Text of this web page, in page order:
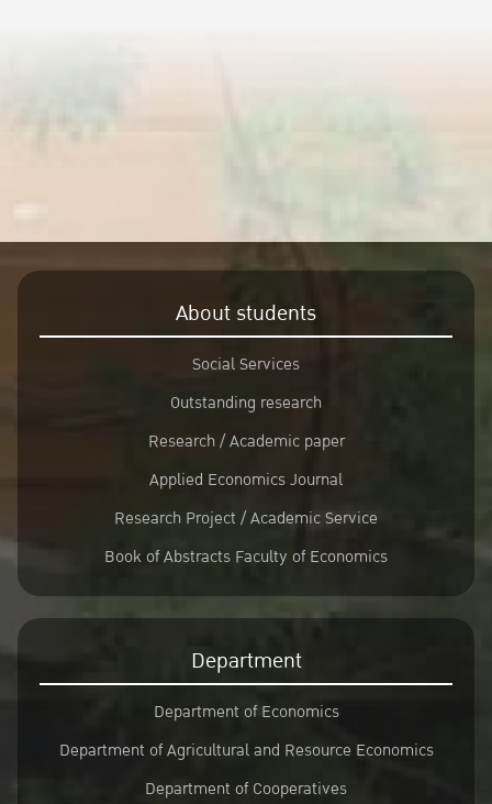
ได้ที่ลิงค์ https://forms.gle/azymMfjmPHhRTdgC7
About students
Social Services
Outstanding research
Research / Academic paper
Applied Economics Journal
Research Project / Academic Service
Book of Abstracts Faculty of Economics
Department
Department of Economics
Department of Agricultural and Resource Economics
Department of Cooperatives